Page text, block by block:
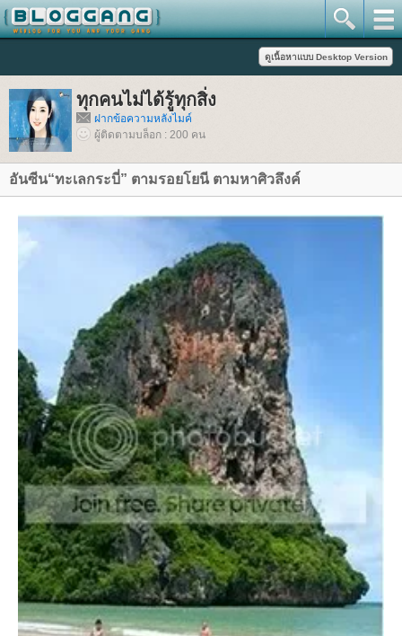
ทุกคนไม่ได้รู้ทุกสิ่ง
ฝากข้อความหลังไมค์
ผู้ติดตามบล็อก : 200 คน
อันซีน“ทะเลกระบี่” ตามรอยโยนี ตามหาศิวลึงค์